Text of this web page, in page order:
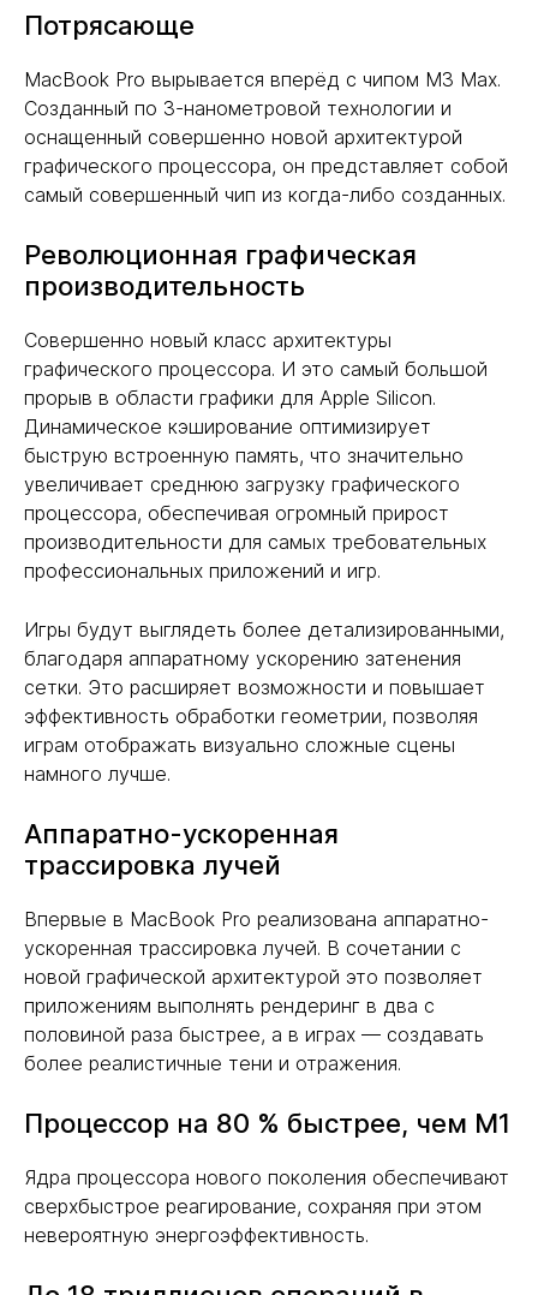
Потрясающе
MacBook Pro вырывается вперёд с чипом M3 Max.
Созданный по 3-нанометровой технологии и
оснащенный совершенно новой архитектурой
графического процессора, он представляет собой
самый совершенный чип из когда-либо созданных.
Революционная графическая
производительность
Совершенно новый класс архитектуры
графического процессора. И это самый большой
прорыв в области графики для Apple Silicon.
Динамическое кэширование оптимизирует
быструю встроенную память, что значительно
увеличивает среднюю загрузку графического
процессора, обеспечивая огромный прирост
производительности для самых требовательных
профессиональных приложений и игр.
Игры будут выглядеть более детализированными,
благодаря аппаратному ускорению затенения
сетки. Это расширяет возможности и повышает
эффективность обработки геометрии, позволяя
играм отображать визуально сложные сцены
намного лучше.
Аппаратно-ускоренная
трассировка лучей
Впервые в MacBook Pro реализована аппаратно-
ускоренная трассировка лучей. В сочетании с
новой графической архитектурой это позволяет
приложениям выполнять рендеринг в два с
половиной раза быстрее, а в играх — создавать
более реалистичные тени и отражения.
Процессор на 80 % быстрее, чем M1
Ядра процессора нового поколения обеспечивают
сверхбыстрое реагирование, сохраняя при этом
невероятную энергоэффективность.